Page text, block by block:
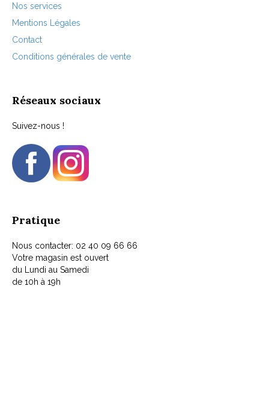
Nos services
Mentions Légales
Contact
Conditions générales de vente
Réseaux sociaux
Suivez-nous !
Pratique
Nous contacter: 02 40 09 66 66
Votre magasin est ouvert
du Lundi au Samedi
de 10h à 19h